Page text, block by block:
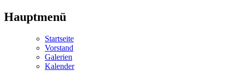
Hauptmenü
Startseite
Vorstand
Galerien
Kalender